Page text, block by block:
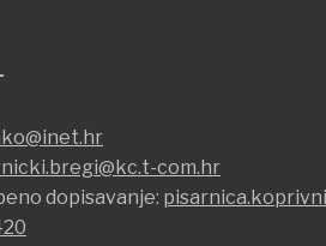
com.hr
dopisavanje: